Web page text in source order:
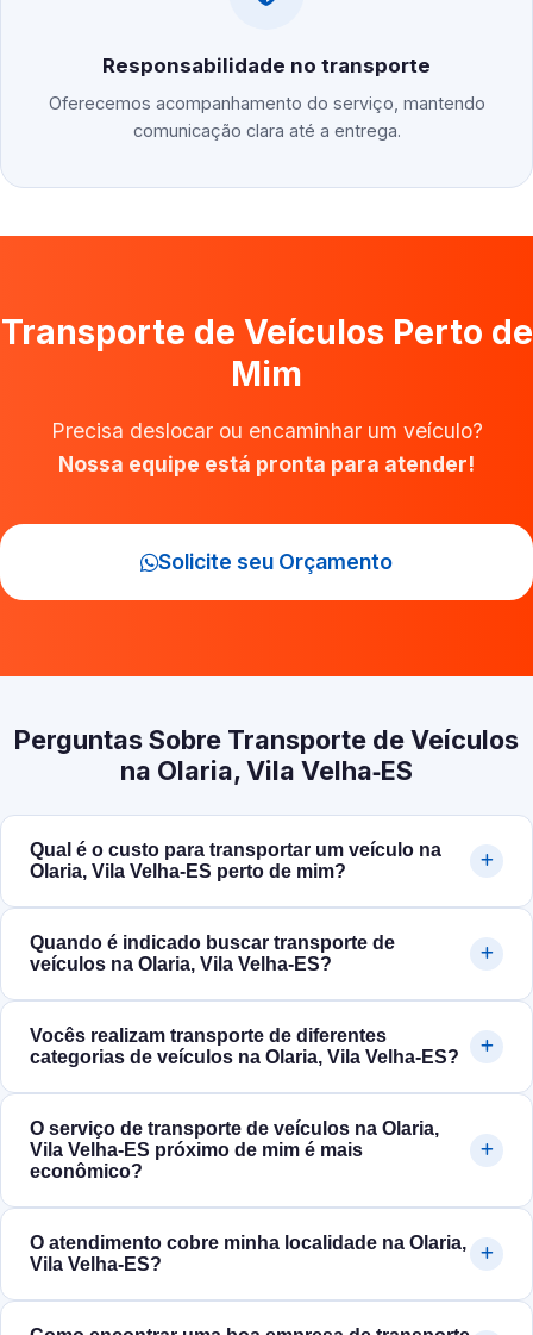
Responsabilidade no transporte
Oferecemos acompanhamento do serviço, mantendo
comunicação clara até a entrega.
Transporte de Veículos Perto de
Mim
Precisa deslocar ou encaminhar um veículo?
Nossa equipe está pronta para atender!
Solicite seu Orçamento
Perguntas Sobre Transporte de Veículos
na Olaria, Vila Velha‑ES
Qual é o custo para transportar um veículo na
Olaria, Vila Velha‑ES perto de mim?
Quando é indicado buscar transporte de
veículos na Olaria, Vila Velha‑ES?
Vocês realizam transporte de diferentes
categorias de veículos na Olaria, Vila Velha‑ES?
O serviço de transporte de veículos na Olaria,
Vila Velha‑ES próximo de mim é mais
econômico?
O atendimento cobre minha localidade na Olaria,
Vila Velha‑ES?